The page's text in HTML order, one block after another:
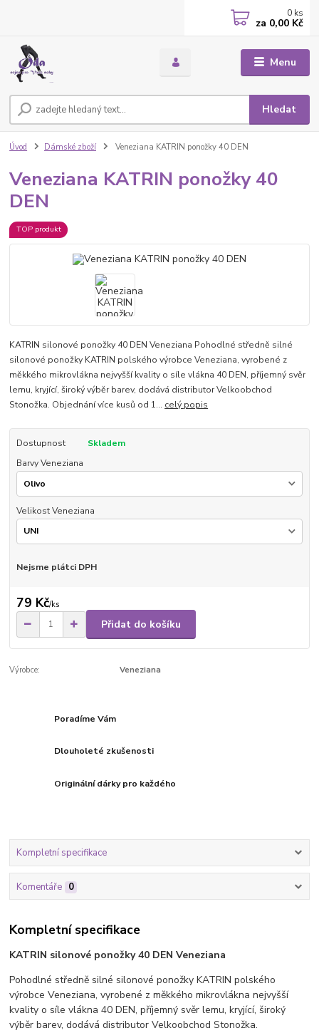
Menu
Hledat
0 ks
za 0,00 Kč
Úvod Dámské zboží Veneziana KATRIN ponožky 40 DEN
Veneziana KATRIN ponožky 40
DEN
TOP produkt
KATRIN silonové ponožky 40 DEN Veneziana Pohodlné středně silné
silonové ponožky KATRIN polského výrobce Veneziana, vyrobené z
měkkého mikrovlákna nejvyšší kvality o síle vlákna 40 DEN, příjemný svěr
lemu, kryjící, široký výběr barev, dodává distributor Velkoobchod
Stonožka. Objednání více kusů od 1... celý popis
Dostupnost
Skladem
Barvy Veneziana
Velikost Veneziana
Nejsme plátci DPH
79 Kč/ks
Přidat do košíku
Výrobce: Veneziana
Poradíme Vám
Dlouholeté zkušenosti
Originální dárky pro každého
Kompletní specifikace
Komentáře 0
Kompletní specifikace
KATRIN silonové ponožky 40 DEN Veneziana
Pohodlné středně silné silonové ponožky KATRIN polského
výrobce Veneziana, vyrobené z měkkého mikrovlákna nejvyšší
kvality o síle vlákna 40 DEN, příjemný svěr lemu, kryjící, široký
výběr barev, dodává distributor Velkoobchod Stonožka.